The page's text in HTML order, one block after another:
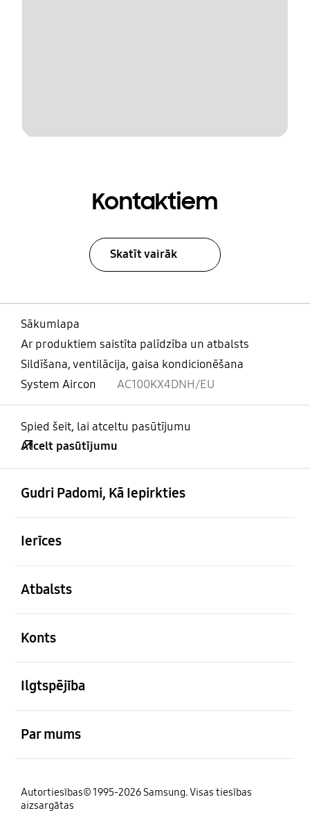
Kontaktiem
Skatīt vairāk
Sākumlapa
Ar produktiem saistīta palīdzība un atbalsts
Sildīšana, ventilācija, gaisa kondicionēšana
System Aircon
AC100KX4DNH/EU
Spied šeit, lai atceltu pasūtījumu
Atcelt pasūtījumu
Gudri Padomi, Kā Iepirkties
Ierīces
Atbalsts
Konts
Ilgtspējība
Par mums
Autortiesības© 1995-2026 Samsung. Visas tiesības
aizsargātas